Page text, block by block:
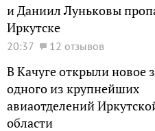
и Даниил Луньковы
Иркутске
20:37 12 отзывов
В Качуге открыли новое
одного из крупнейших
авиаотделений
области